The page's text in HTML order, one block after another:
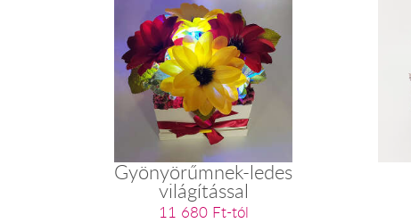
Gyönyörűmnek-ledes
világítással
11 680 Ft-tól